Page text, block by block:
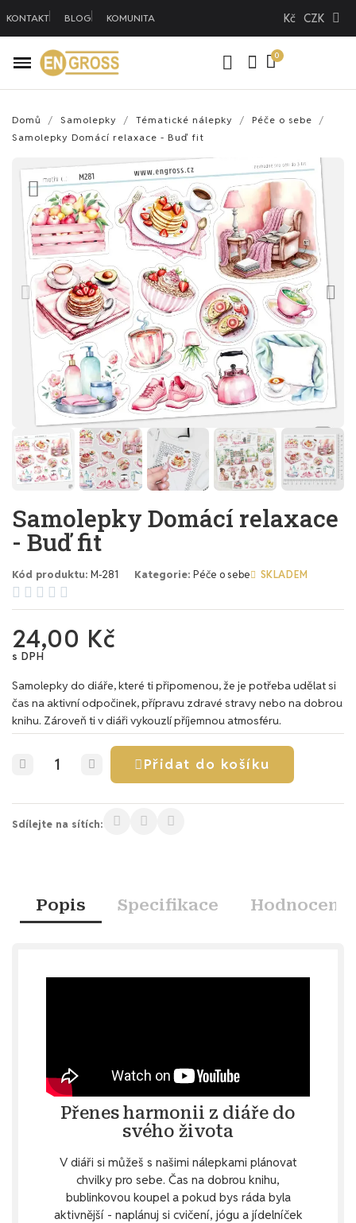
KONTAKT BLOG KOMUNITA Kč CZK
Domů Samolepky Tématické nálepky
Péče o sebe
Samolepky Domácí relaxace - Buď fit
Samolepky Domácí relaxace
- Buď fit
Kód produktu M-281 Kategorie Péče o sebe SKLADEM
    
24,00 Kč
s DPH
Samolepky do diáře, které ti připomenou, že je potřeba udělat si
čas na aktivní odpočinek, přípravu zdravé stravy nebo na dobrou
knihu. Zároveň ti v diáři vykouzlí příjemnou atmosféru.
Přidat do košíku
Sdílejte na sítích:
Popis Specifikace Hodnocení
Přenes harmonii z diáře do
svého života
V diáři si můžeš s našimi nálepkami plánovat
chvilky pro sebe. Čas na dobrou knihu,
bublinkovou koupel a pokud bys ráda byla
aktivnější - naplánuj si cvičení, jógu a jídelníček